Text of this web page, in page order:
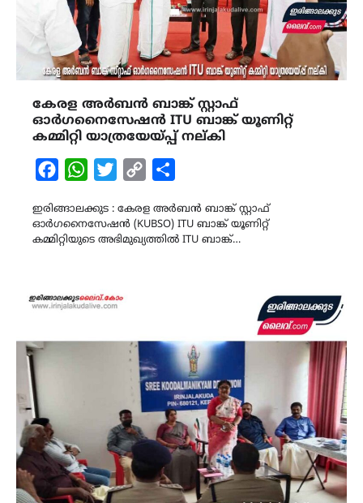
കേരള അർബൻ ബാങ്ക് സ്റ്റാഫ്
ഓർഗനൈസേഷൻ ITU ബാങ്ക് യൂണിറ്റ്
കമ്മിറ്റി യാത്രയേയ്പ്പ് നല്കി
FacebookWhatsAppTwitterCopy
ഇരിങ്ങാലക്കുട : കേരള അർബൻ ബാങ്ക് സ്റ്റാഫ്
ഓർഗനൈസേഷൻ (KUBSO) ITU ബാങ്ക് യൂണിറ്റ്
കമ്മിറ്റിയുടെ അഭിമുഖ്യത്തിൽ ITU ബാങ്ക്…